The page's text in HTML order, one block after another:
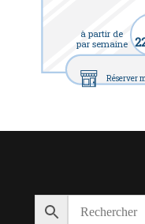
à partir de
par semaine
Réserver